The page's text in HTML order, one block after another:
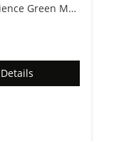
Experience Green Metallic
Details